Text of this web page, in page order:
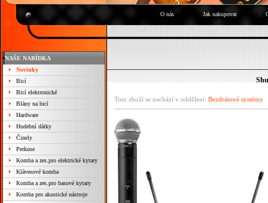
O nás Jak nakupovat
NAŠE NABÍDKA
Novinky
Bicí
Bicí elektronické
Blány na bicí
Hardware
Hudební dárky
Činely
Perkuse
Komba a zes.pro elektrické kytary
Klávesové komba
Komba a zes.pro basové kytary
Komba pro akustické nástroje
Toto zboží se nachází v oddělení: Bezdrátové systémy